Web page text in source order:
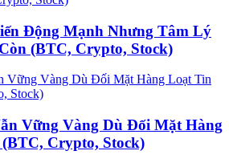
Động Mạnh Nhưng Tâm Lý
(BTC, Crypto, Stock)
Vững Vàng Dù Đối Mặt Hàng
Crypto, Stock)